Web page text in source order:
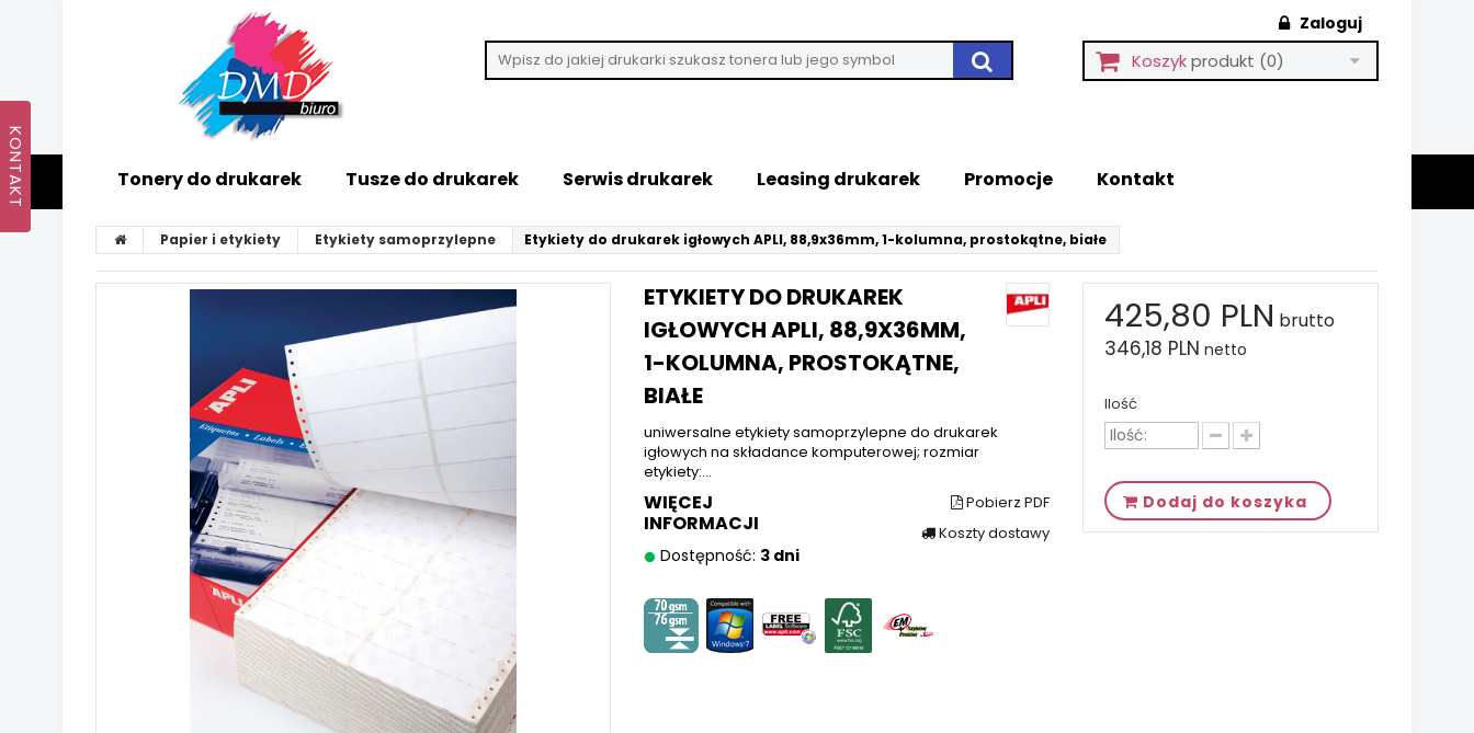
Zaloguj
Koszykprodukt (0)
Tonery do drukarek Tusze do drukarek Serwis drukarek Leasing drukarek Promocje Kontakt
Papier i etykiety Etykiety samoprzylepne Etykiety do drukarek igłowych APLI, 88,9x36mm, 1-kolumna, prostokątne, białe
ETYKIETY DO DRUKAREK
IGŁOWYCH APLI, 88,9X36MM,
1-KOLUMNA, PROSTOKĄTNE,
BIAŁE
uniwersalne etykiety samoprzylepne do drukarek
igłowych na składance komputerowej; rozmiar
etykiety:...
WIĘCEJ
INFORMACJI
Dostępność: 3 dni
Pobierz PDF
Koszty dostawy
425,80 PLN brutto
346,18 PLN netto
Ilość
Dodaj do koszyka